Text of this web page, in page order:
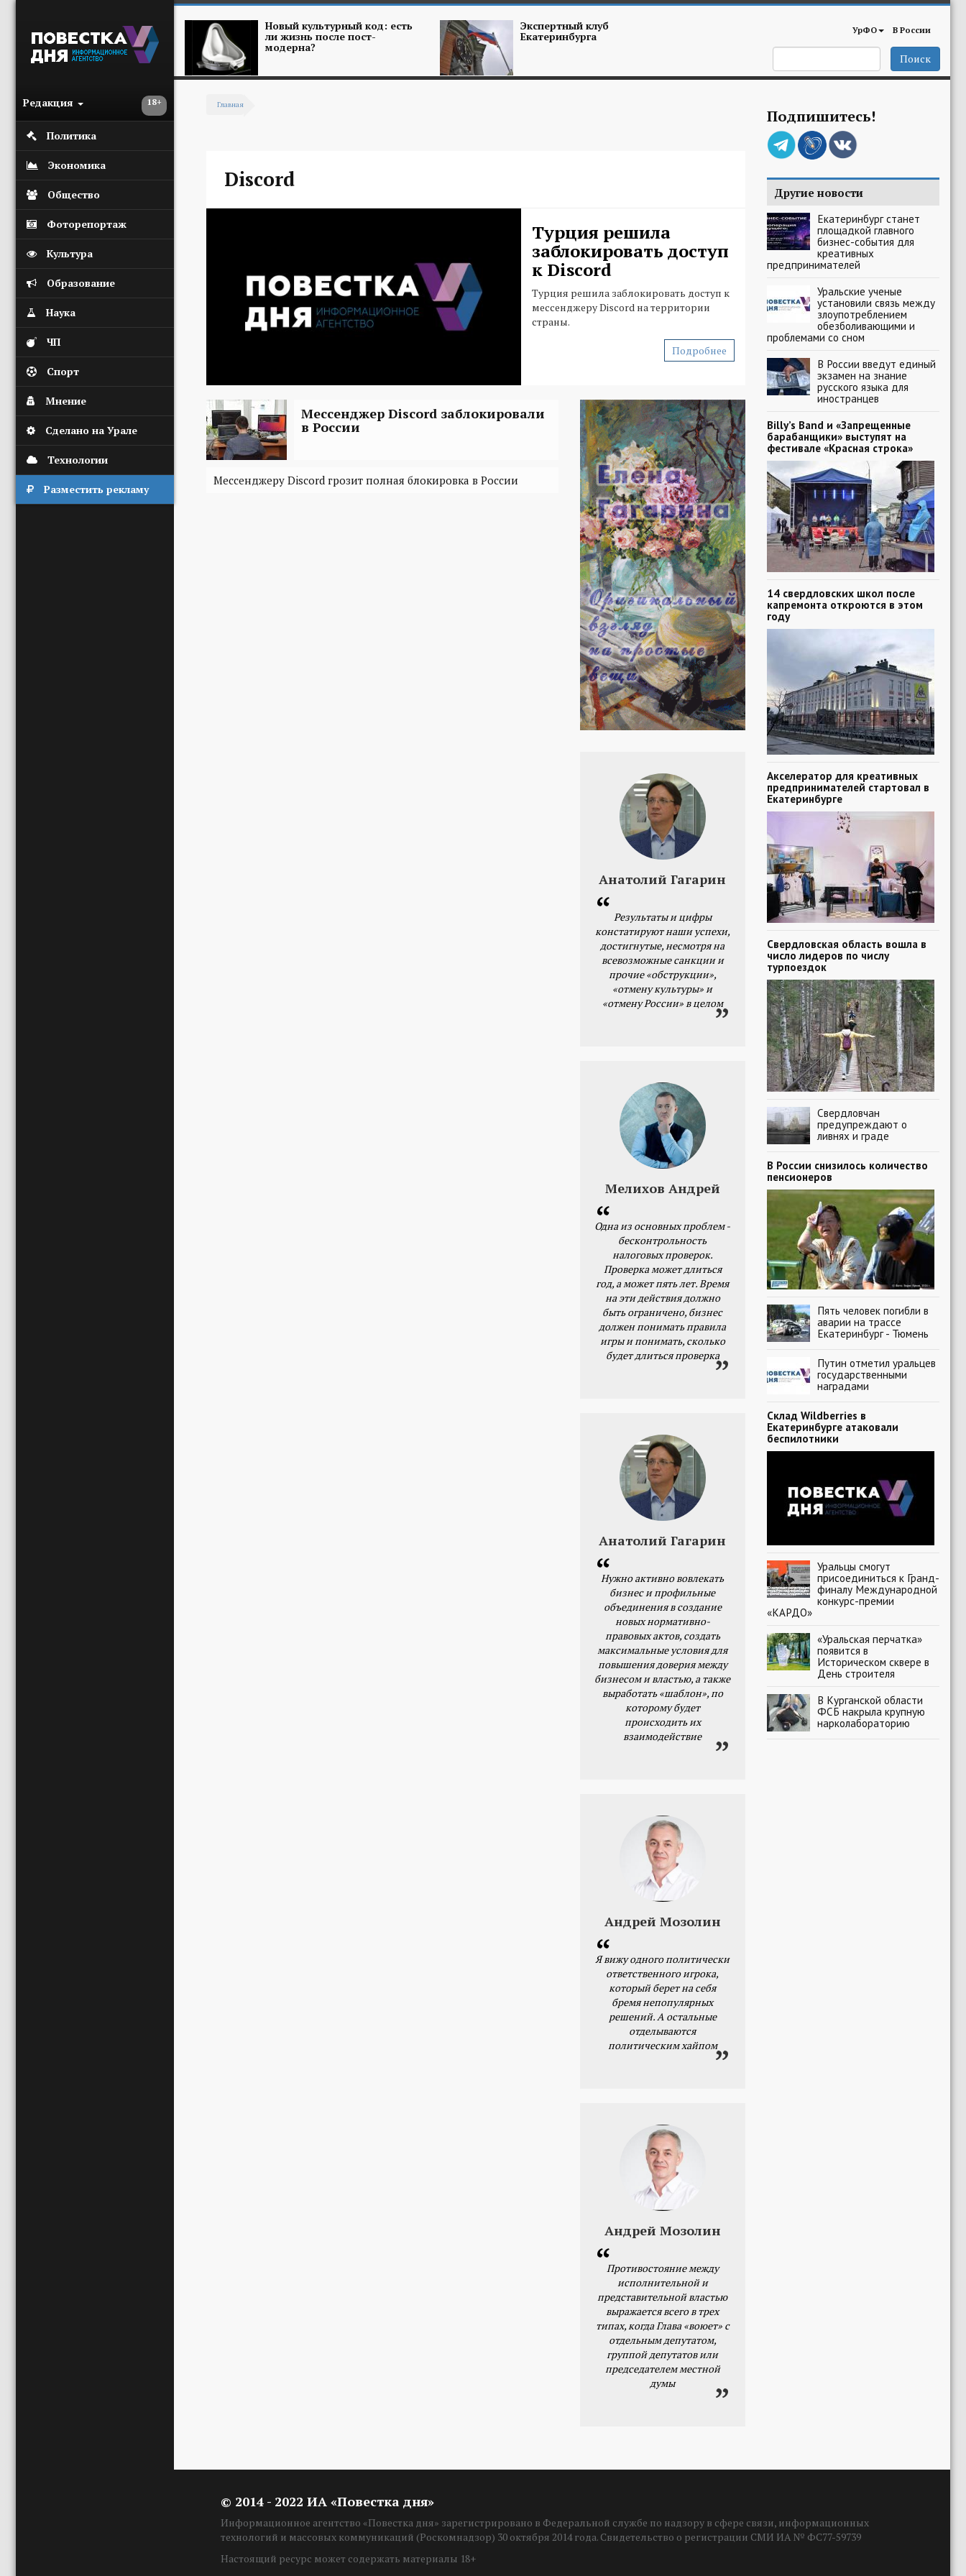
18+
Редакция
Политика
Экономика
Общество
Фоторепортаж
Культура
Образование
Наука
ЧП
Спорт
Мнение
Сделано на Урале
Технологии
Разместить рекламу
Новый культурный код: есть
ли жизнь после пост-
модерна?
Экспертный клуб
Екатеринбурга УрФО В России
Поиск
Главная
Discord
Турция решила
заблокировать доступ
к Discord
Турция решила заблокировать доступ к
мессенджеру Discord на территории
страны.
Подробнее
Мессенджер Discord заблокировали
в России
Мессенджеру Discord грозит полная блокировка в России
Анатолий Гагарин
Результаты и цифры
констатируют наши успехи,
достигнутые, несмотря на
всевозможные санкции и
прочие «обструкции»,
«отмену культуры» и
«отмену России» в целом
Мелихов Андрей
Одна из основных проблем -
бесконтрольность
налоговых проверок.
Проверка может длиться
год, а может пять лет. Время
на эти действия должно
быть ограничено, бизнес
должен понимать правила
игры и понимать, сколько
будет длиться проверка
Анатолий Гагарин
Нужно активно вовлекать
бизнес и профильные
объединения в создание
новых нормативно-
правовых актов, создать
максимальные условия для
повышения доверия между
бизнесом и властью, а также
выработать «шаблон», по
которому будет
происходить их
взаимодействие
Андрей Мозолин
Я вижу одного политически
ответственного игрока,
который берет на себя
бремя непопулярных
решений. А остальные
отделываются
политическим хайпом
Андрей Мозолин
Противостояние между
исполнительной и
представительной властью
выражается всего в трех
типах, когда Глава «воюет» с
отдельным депутатом,
группой депутатов или
председателем местной
думы
Подпишитесь!
Другие новости
Екатеринбург станет
площадкой главного
бизнес-события для
креативных
предпринимателей
Уральские ученые
установили связь между
злоупотреблением
обезболивающими и
проблемами со сном
В России введут единый
экзамен на знание
русского языка для
иностранцев
Billy’s Band и «Запрещенные
барабанщики» выступят на
фестивале «Красная строка»
14 свердловских школ после
капремонта откроются в этом
году
Акселератор для креативных
предпринимателей стартовал в
Екатеринбурге
Свердловская область вошла в
число лидеров по числу
турпоездок
Свердловчан
предупреждают о
ливнях и граде
В России снизилось количество
пенсионеров
Пять человек погибли в
аварии на трассе
Екатеринбург - Тюмень
Путин отметил уральцев
государственными
наградами
Склад Wildberries в
Екатеринбурге атаковали
беспилотники
Уральцы смогут
присоединиться к Гранд-
финалу Международной
конкурс-премии
«КАРДО»
«Уральская перчатка»
появится в
Историческом сквере в
День строителя
В Курганской области
ФСБ накрыла крупную
нарколабораторию
© 2014 - 2022 ИА «Повестка дня»
Информационное агентство «Повестка дня» зарегистрировано в Федеральной службе по надзору в сфере связи, информационных
технологий и массовых коммуникаций (Роскомнадзор) 30 октября 2014 года. Свидетельство о регистрации СМИ ИА № ФС77-59739
Настоящий ресурс может содержать материалы 18+